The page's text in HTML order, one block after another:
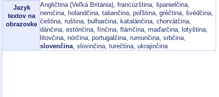
Jazyk
textov na
obrazovke
Angličtina (Veľká Británia), francúzština, španielčina,
nemčina, holandčina, taliančina, poľština, gréčtina, švédčina,
čeština, ruština, bulharčina, katalánčina, chorvátčina,
dánčina, estónčina, fínčina, flámčina, maďarčina, lotyština,
litovčina, nórčina, portugalčina, rumunčina, srbčina,
slovenčina , slovinčina, turečtina, ukrajinčina